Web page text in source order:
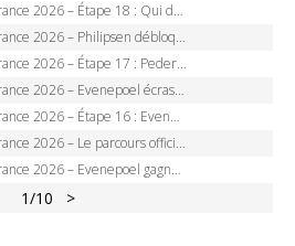
18 : Qui domptera Orcières-Merlette, première marche vers l’Alpe d’Huez ?
débloque son compteur à Voiron, Pedersen en danger pour le maillot vert
Étape 17 : Pedersen peut-il verrouiller le maillot vert à Voiron ?
écrase le chrono d’Évian, Seixas 4e, Lipowitz abandonne
Pogacar, Ganna… qui domptera le chrono d’Évian pour redessiner le podium ?
Le parcours officiel complet : 21 étapes, profils, carte et dates
gagne à Solaison, Vingegaard abandonne, Pogacar toujours en jaune
1/10 >